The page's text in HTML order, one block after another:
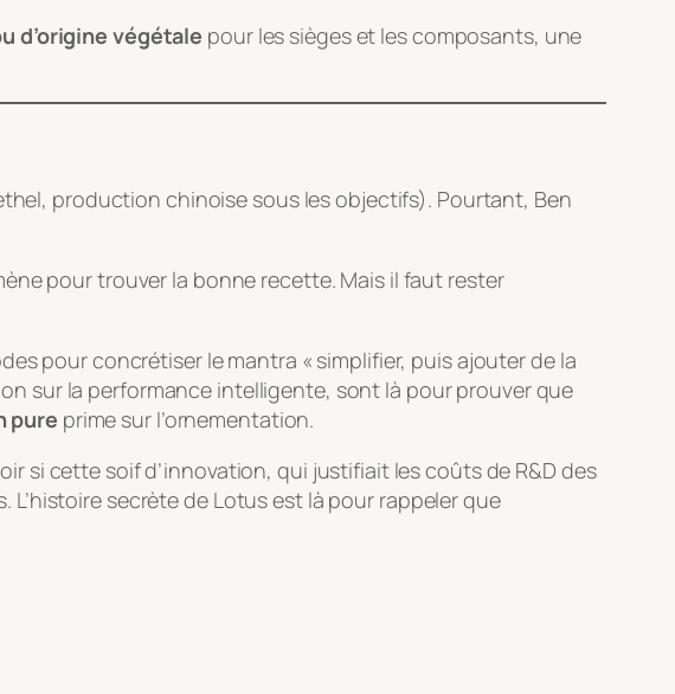
d’origine végétale pour les sièges et les composants, une
production chinoise sous les objectifs). Pourtant, Ben
pour trouver la bonne recette. Mais il faut rester
pour concrétiser le mantra « simplifier, puis ajouter de la
sur la performance intelligente, sont là pour prouver que
pure prime sur l’ornementation.
si cette soif d’innovation, qui justifiait les coûts de R&D des
secrète de Lotus est là pour rappeler que